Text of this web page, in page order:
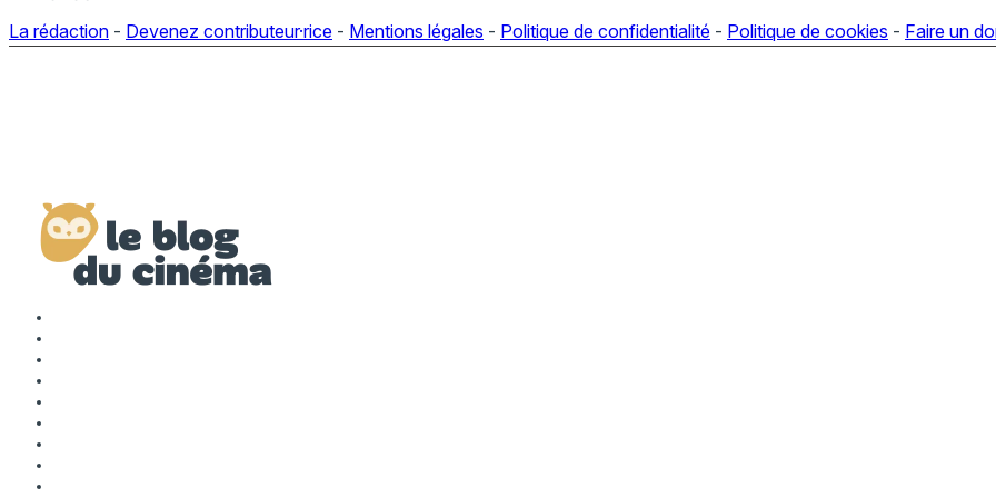
La rédaction - Devenez contributeur·rice - Mentions légales - Politique de confidentialité - Politique de cookies - Faire un